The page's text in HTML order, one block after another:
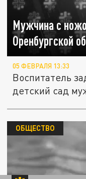
Мужчина с
Оренбургской
05 ФЕВРАЛЯ 13:33
Воспитатель
детский сад
ОБЩЕСТВО